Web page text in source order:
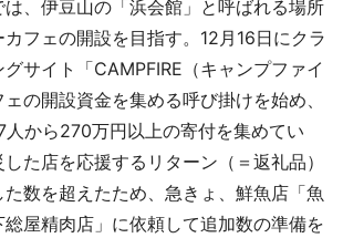
、伊豆山の「浜会館」と呼ばれる場所
フェの開設を目指す。12月16日にクラ
サイト「CAMPFIRE（キャンプファイ
の開設資金を集める呼び掛けを始め、
人から270万円以上の寄付を集めてい
た店を応援するリターン（＝返礼品）
数を超えたため、急きょ、鮮魚店「魚
屋精肉店」に依頼して追加数の準備を